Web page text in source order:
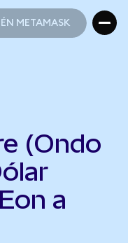
METAMASK
(Ondo
a